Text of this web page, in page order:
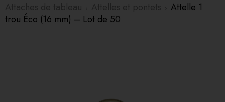
Attelle 1
trou Éco (16 mm) – Lot de 50